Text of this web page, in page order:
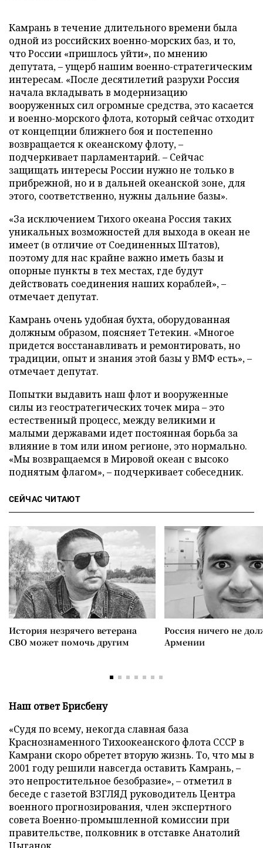
Камрань в течение длительного времени была
одной из российских военно-морских баз, и то,
что России «пришлось уйти», по мнению
депутата, – ущерб нашим военно-стратегическим
интересам. «После десятилетий разрухи Россия
начала вкладывать в модернизацию
вооруженных сил огромные средства, это касается
и военно-морского флота, который сейчас отходит
от концепции ближнего боя и постепенно
возвращается к океанскому флоту, –
подчеркивает парламентарий. – Сейчас
защищать интересы России нужно не только в
прибрежной, но и в дальней океанской зоне, для
этого, соответственно, нужны дальние базы».
«За исключением Тихого океана Россия таких
уникальных возможностей для выхода в океан не
имеет (в отличие от Соединенных Штатов),
поэтому для нас крайне важно иметь базы и
опорные пункты в тех местах, где будут
действовать соединения наших кораблей», –
отмечает депутат.
Камрань очень удобная бухта, оборудованная
должным образом, поясняет Тетекин. «Многое
придется восстанавливать и ремонтировать, но
традиции, опыт и знания этой базы у ВМФ есть», –
отмечает депутат.
Попытки выдавить наш флот и вооруженные
силы из геостратегических точек мира – это
естественный процесс, между великими и
малыми державами идет постоянная борьба за
влияние в том или ином регионе, это нормально.
«Мы возвращаемся в Мировой океан с высоко
поднятым флагом», – подчеркивает собеседник.
СЕЙЧАС ЧИТАЮТ
История незрячего ветерана
СВО может помочь другим
Россия ничего не
Армении
Наш ответ Брисбену
«Судя по всему, некогда славная база
Краснознаменного Тихоокеанского флота СССР в
Камрани скоро обретет вторую жизнь. То, что мы в
2001 году решили навсегда оставить Камрань, –
это непростительное безобразие», – отметил в
беседе с газетой ВЗГЛЯД руководитель Центра
военного прогнозирования, член экспертного
совета Военно-промышленной комиссии при
правительстве, полковник в отставке Анатолий